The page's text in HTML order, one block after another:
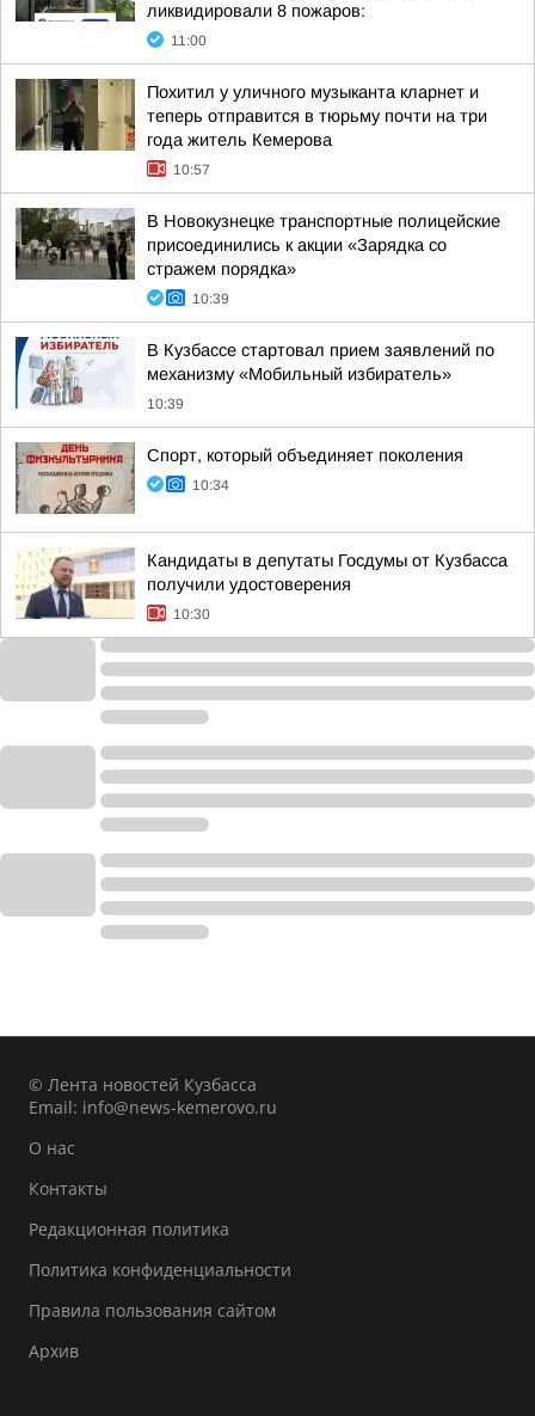
ликвидировали 8 пожаров:
11:00
Похитил у уличного музыканта кларнет и
теперь отправится в тюрьму почти на три
года житель Кемерова
10:57
В Новокузнецке транспортные полицейские
присоединились к акции «Зарядка со
стражем порядка»
10:39
В Кузбассе стартовал прием заявлений по
механизму «Мобильный избиратель»
10:39
Спорт, который объединяет поколения
10:34
Кандидаты в депутаты Госдумы от Кузбасса
получили удостоверения
10:30
© Лента новостей Кузбасса
Email: info@news-kemerovo.ru
О нас
Контакты
Редакционная политика
Политика конфиденциальности
Правила пользования сайтом
Архив